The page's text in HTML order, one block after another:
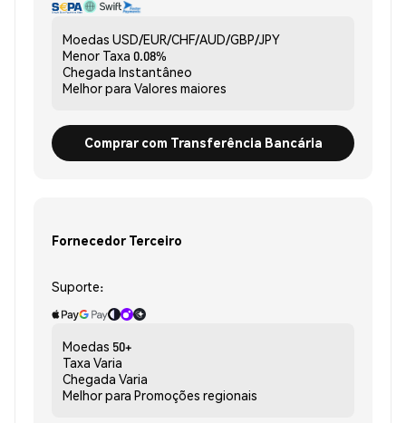
Moedas USD/EUR/CHF/AUD/GBP/JPY
Menor Taxa 0.08%
Chegada Instantâneo
Melhor para Valores maiores
Comprar com Transferência Bancária
Fornecedor Terceiro
Suporte:
Moedas 50+
Taxa Varia
Chegada Varia
Melhor para Promoções regionais